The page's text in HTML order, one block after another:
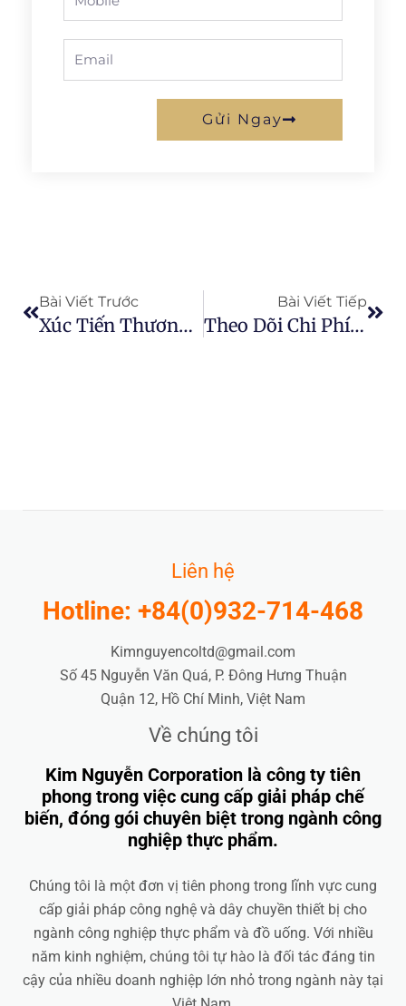
Gửi Ngay
Bài Viết Trước
Xúc Tiến Thương Mại, Giới Thiệu Công Nghệ Chế Biến Trái Cây
Bài Viết Tiếp
Theo Dõi Chi Phí Công Việc Trên Trang Trại Của Bạn Với Hệ Thống AGRIVI
Liên hệ
Hotline: +84(0)932-714-468
Kimnguyencoltd@gmail.com
Số 45 Nguyễn Văn Quá, P. Đông Hưng Thuận
Quận 12, Hồ Chí Minh, Việt Nam
Về chúng tôi
Kim Nguyễn Corporation là công ty tiên
phong trong việc cung cấp giải pháp chế
biến, đóng gói chuyên biệt trong ngành công
nghiệp thực phẩm.
Chúng tôi là một đơn vị tiên phong trong lĩnh vực cung
cấp giải pháp công nghệ và dây chuyền thiết bị cho
ngành công nghiệp thực phẩm và đồ uống. Với nhiều
năm kinh nghiệm, chúng tôi tự hào là đối tác đáng tin
cậy của nhiều doanh nghiệp lớn nhỏ trong ngành này tại